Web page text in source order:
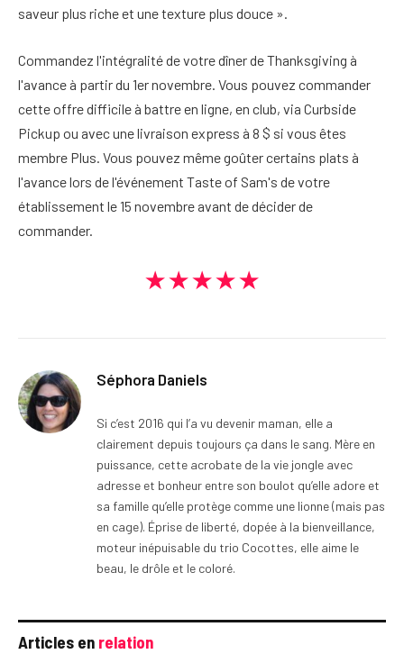
saveur plus riche et une texture plus douce ».
Commandez l'intégralité de votre dîner de Thanksgiving à
l'avance à partir du 1er novembre. Vous pouvez commander
cette offre difficile à battre en ligne, en club, via Curbside
Pickup ou avec une livraison express à 8 $ si vous êtes
membre Plus. Vous pouvez même goûter certains plats à
l'avance lors de l'événement Taste of Sam's de votre
établissement le 15 novembre avant de décider de
commander.
★★★★★
Séphora Daniels
Si c’est 2016 qui l’a vu devenir maman, elle a
clairement depuis toujours ça dans le sang. Mère en
puissance, cette acrobate de la vie jongle avec
adresse et bonheur entre son boulot qu’elle adore et
sa famille qu’elle protège comme une lionne (mais pas
en cage). Éprise de liberté, dopée à la bienveillance,
moteur inépuisable du trio Cocottes, elle aime le
beau, le drôle et le coloré.
Articles en relation